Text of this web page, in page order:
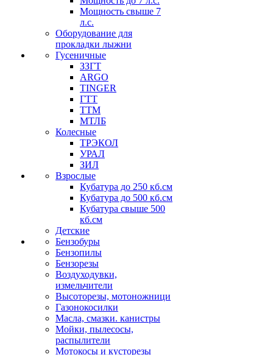
Мощность свыше 7
л.с.
Оборудование для
прокладки лыжни
Гусеничные
ЗЗГТ
ARGO
TINGER
ГТТ
ТТМ
МТЛБ
Колесные
ТРЭКОЛ
УРАЛ
ЗИЛ
Взрослые
Кубатура до 250 кб.см
Кубатура до 500 кб.см
Кубатура свыше 500
кб.см
Детские
Бензобуры
Бензопилы
Бензорезы
Воздуходувки,
измельчители
Высоторезы, мотоножници
Газонокосилки
Масла, смазки. канистры
Мойки, пылесосы,
распылители
Мотокосы и кусторезы